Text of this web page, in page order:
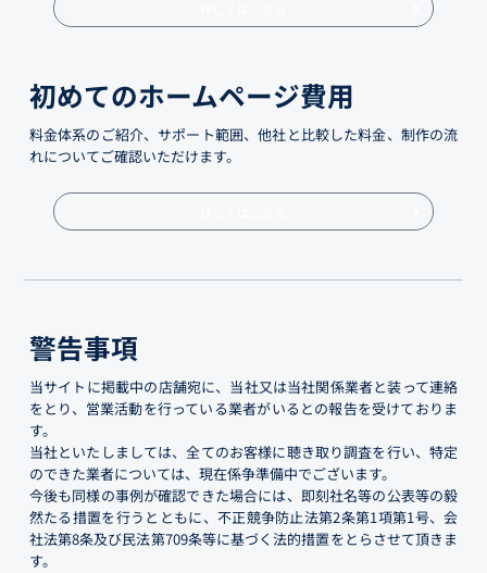
初めてのホームページ費用
料金体系のご紹介、サポート範囲、他社と比較した料金、制作の流
れについてご確認いただけます。
警告事項
当サイトに掲載中の店舗宛に、当社又は当社関係業者と装って連絡
をとり、営業活動を行っている業者がいるとの報告を受けておりま
す。
当社といたしましては、全てのお客様に聴き取り調査を行い、特定
のできた業者については、現在係争準備中でございます。
今後も同様の事例が確認できた場合には、即刻社名等の公表等の毅
然たる措置を行うとともに、不正競争防止法第2条第1項第1号、会
社法第8条及び民法第709条等に基づく法的措置をとらさせて頂きま
す。